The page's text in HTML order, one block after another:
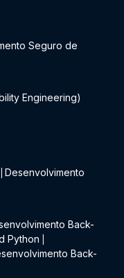
Seguro de
Engineering)
Desenvolvimento
Back-
Python
Back-